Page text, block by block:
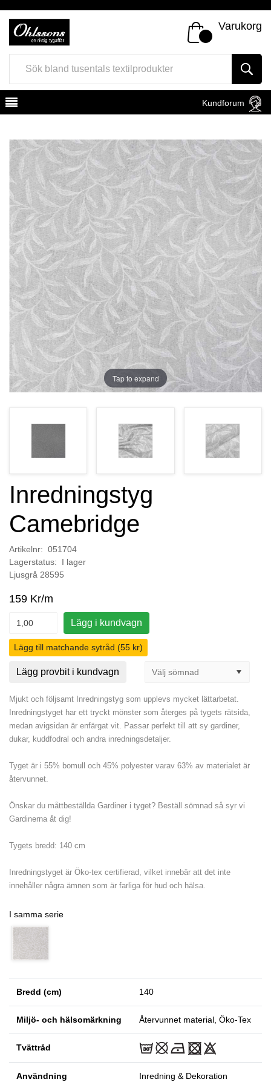
Varukorg
Kundforum
Register Sign In
Tap to expand
Inredningstyg
Camebridge
Artikelnr: 051704
Lagerstatus: I lager
Ljusgrå 28595
159 Kr/m
Lägg i kundvagn
Lägg till matchande sytråd (55 kr)
Lägg provbit i kundvagn
Mjukt och följsamt Inredningstyg som upplevs mycket lättarbetat.
Inredningstyget har ett tryckt mönster som återges på tygets rätsida,
medan avigsidan är enfärgat vit. Passar perfekt till att sy gardiner,
dukar, kuddfodral och andra inredningsdetaljer.
Tyget är i 55% bomull och 45% polyester varav 63% av materialet är
återvunnet.
Önskar du måttbeställda Gardiner i tyget? Beställ sömnad så syr vi
Gardinerna åt dig!
Tygets bredd: 140 cm
Inredningstyget är Öko-tex certifierad, vilket innebär att det inte
innehåller några ämnen som är farliga för hud och hälsa.
I samma serie
Bredd (cm) 140
Miljö- och hälsomärkning Återvunnet material, Öko-Tex
Tvättråd
Användning Inredning & Dekoration